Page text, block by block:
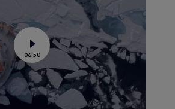
Voir
la
vidéo
de
Tara
Polar
station
:
06:50